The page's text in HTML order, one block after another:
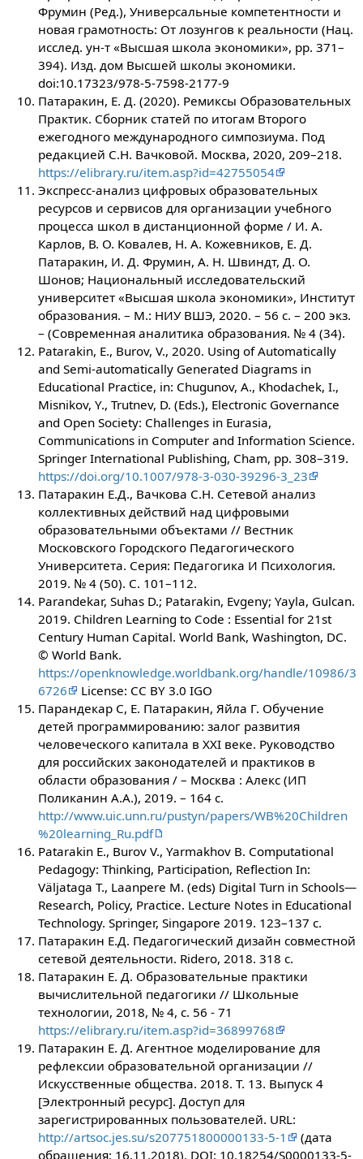
Фрумин (Ред.), Универсальные компетентности и
новая грамотность: От лозунгов к реальности (Нац.
исслед. ун-т «Высшая школа экономики», pp. 371–
394). Изд. дом Высшей школы экономики.
doi:10.17323/978-5-7598-2177-9
Патаракин, Е. Д. (2020). Ремиксы Образовательных
Практик. Сборник статей по итогам Второго
ежегодного международного симпозиума. Под
редакцией С.Н. Вачковой. Москва, 2020, 209–218.
https://elibrary.ru/item.asp?id=42755054
Экспресс-анализ цифровых образовательных
ресурсов и сервисов для организации учебного
процесса школ в дистанционной форме / И. А.
Карлов, В. О. Ковалев, Н. А. Кожевников, Е. Д.
Патаракин, И. Д. Фрумин, А. Н. Швиндт, Д. О.
Шонов; Национальный исследовательский
университет «Высшая школа экономики», Институт
образования. – М.: НИУ ВШЭ, 2020. – 56 с. – 200 экз.
– (Современная аналитика образования. № 4 (34).
Patarakin, E., Burov, V., 2020. Using of Automatically
and Semi-automatically Generated Diagrams in
Educational Practice, in: Chugunov, A., Khodachek, I.,
Misnikov, Y., Trutnev, D. (Eds.), Electronic Governance
and Open Society: Challenges in Eurasia,
Communications in Computer and Information Science.
Springer International Publishing, Cham, pp. 308–319.
https://doi.org/10.1007/978-3-030-39296-3_23
Патаракин Е.Д., Вачкова С.Н. Сетевой анализ
коллективных действий над цифровыми
образовательными объектами // Вестник
Московского Городского Педагогического
Университета. Серия: Педагогика И Психология.
2019. № 4 (50). C. 101–112.
Parandekar, Suhas D.; Patarakin, Evgeny; Yayla, Gulcan.
2019. Children Learning to Code : Essential for 21st
Century Human Capital. World Bank, Washington, DC.
© World Bank.
https://openknowledge.worldbank.org/handle/10986/3
6726
License: CC BY 3.0 IGO
Парандекар C, Е. Патаракин, Яйла Г. Обучение
детей программированию: залог развития
человеческого капитала в XXI веке. Руководство
для российских законодателей и практиков в
области образования / – Москва : Алекс (ИП
Поликанин А.А.), 2019. – 164 с.
http://www.uic.unn.ru/pustyn/papers/WB%20Children
%20learning_Ru.pdf
Patarakin E., Burov V., Yarmakhov B. Computational
Pedagogy: Thinking, Participation, Reflection In:
Väljataga T., Laanpere M. (eds) Digital Turn in Schools—
Research, Policy, Practice. Lecture Notes in Educational
Technology. Springer, Singapore 2019. 123–137 с.
Патаракин Е.Д. Педагогический дизайн совместной
сетевой деятельности. Ridero, 2018. 318 c.
Патаракин Е. Д. Образовательные практики
вычислительной педагогики // Школьные
технологии, 2018, № 4, с. 56 - 71
https://elibrary.ru/item.asp?id=36899768
Патаракин Е. Д. Агентное моделирование для
рефлексии образовательной организации //
Искусственные общества. 2018. T. 13. Выпуск 4
[Электронный ресурс]. Доступ для
зарегистрированных пользователей. URL:
http://artsoc.jes.su/s207751800000133-5-1
(дата
обращения: 16.11.2018). DOI: 10.18254/S0000133-5-